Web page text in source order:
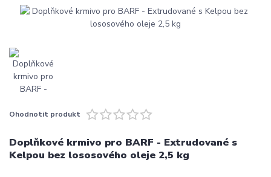
Ohodnotit produkt
Doplňkové krmivo pro BARF - Extrudované s
Kelpou bez lososového oleje 2,5 kg